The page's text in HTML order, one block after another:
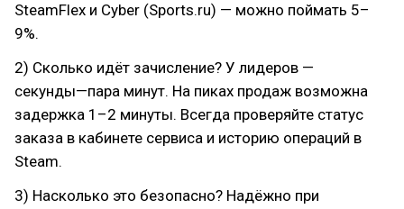
SteamFlex и Cyber (Sports.ru) — можно поймать 5–
9%.
2) Сколько идёт зачисление? У лидеров —
секунды—пара минут. На пиках продаж возможна
задержка 1–2 минуты. Всегда проверяйте статус
заказа в кабинете сервиса и историю операций в
Steam.
3) Насколько это безопасно? Надёжно при